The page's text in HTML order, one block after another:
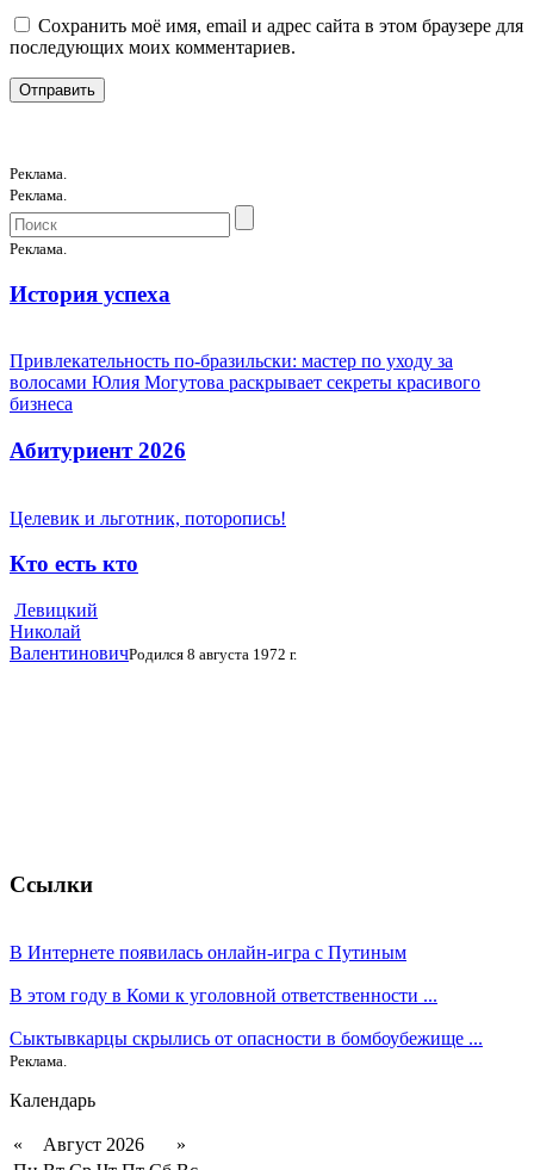
Сохранить моё имя, email и адрес сайта в этом браузере для
последующих моих комментариев.
Реклама.
Реклама.
Реклама.
История успеха
Привлекательность по-бразильски: мастер по уходу за
волосами Юлия Могутова раскрывает секреты красивого
бизнеса
Абитуриент 2026
Целевик и льготник, поторопись!
Кто есть кто
Левицкий
Николай
ВалентиновичРодился 8 августа 1972 г.
Ссылки
В Интернете появилась онлайн-игра с Путиным
В этом году в Коми к уголовной ответственности ...
Сыктывкарцы скрылись от опасности в бомбоубежище ...
Реклама.
Календарь
« Август 2026
»